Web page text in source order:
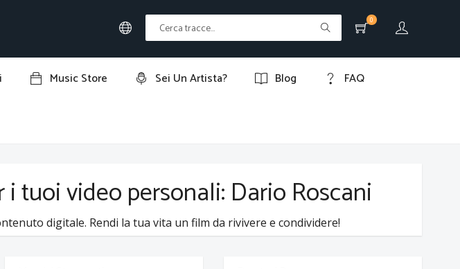
0
Music Store Sei Un Artista? Blog FAQ
tuoi video personali: Dario Roscani
digitale. Rendi la tua vita un film da rivivere e condividere!